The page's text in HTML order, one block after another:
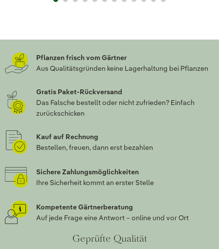
Pflanzen frisch vom Gärtner
Aus Qualitätsgründen keine Lagerhaltung bei Pflanzen
Gratis Paket-Rückversand
Das Falsche bestellt oder nicht zufrieden? Einfach
zurückschicken
Kauf auf Rechnung
Bestellen, freuen, dann erst bezahlen
Sichere Zahlungsmöglichkeiten
Ihre Sicherheit kommt an erster Stelle
Kompetente Gärtnerberatung
Auf jede Frage eine Antwort – online und vor Ort
Geprüfte Qualität